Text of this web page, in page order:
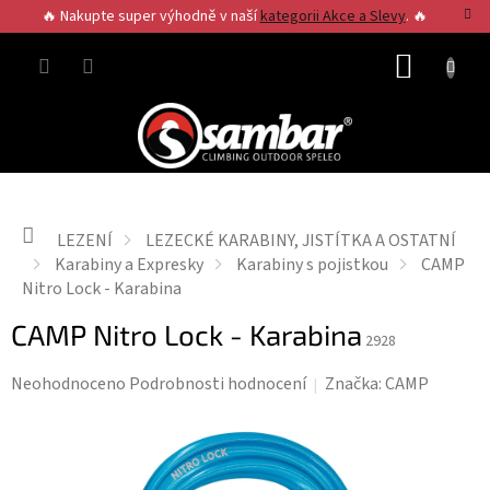
na
obsah
🔥 Nakupte super výhodně v našíkategorii Akce a Slevy. 🔥
Domů
LEZENÍ
LEZECKÉ KARABINY, JISTÍTKA A OSTATNÍ
Karabiny a Expresky
Karabiny s pojistkou
CAMP
Nitro Lock - Karabina
CAMP Nitro Lock - Karabina 2928
Průměrné
Neohodnoceno Podrobnosti hodnocení Značka:CAMP